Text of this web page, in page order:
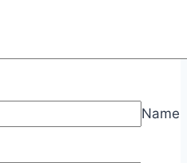
Name